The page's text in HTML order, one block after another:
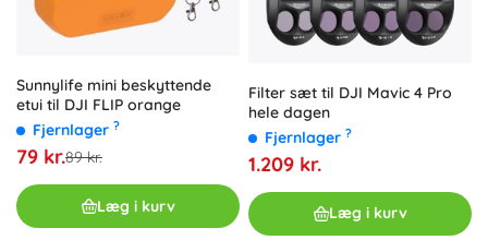
Sunnylife mini beskyttende
etui til DJI FLIP orange
Fjernlager ?
79 kr.89 kr.
Læg i kurv
Filter sæt til DJI Mavic 4 Pro
hele dagen
Fjernlager ?
1.209 kr.
Læg i kurv